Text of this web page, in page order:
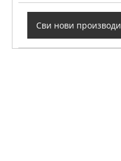
Сви нови производи